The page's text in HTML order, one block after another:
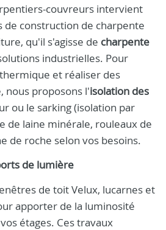
couvreurs intervient
de construction de charpente
qu'il s'agisse de charpente
industrielles. Pour
et réaliser des
nous proposons l'isolation des
ou le sarking (isolation par
de laine minérale, rouleaux de
de roche selon vos besoins.
de lumière
de toit Velux, lucarnes et
apporter de la luminosité
étages. Ces travaux